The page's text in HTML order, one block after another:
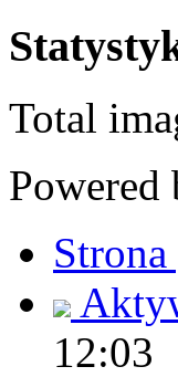
Total
Powered
12:03